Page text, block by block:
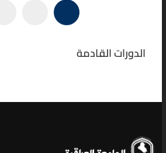
الدورات القادمة